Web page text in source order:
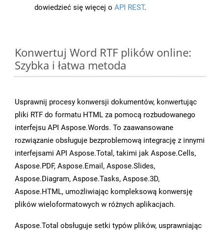
dowiedzieć się więcej o API REST.
Konwertuj Word RTF plików online:
Szybka i łatwa metoda
Usprawnij procesy konwersji dokumentów, konwertując
pliki RTF do formatu HTML za pomocą rozbudowanego
interfejsu API Aspose.Words. To zaawansowane
rozwiązanie obsługuje bezproblemową integrację z innymi
interfejsami API Aspose.Total, takimi jak Aspose.Cells,
Aspose.PDF, Aspose.Email, Aspose.Slides,
Aspose.Diagram, Aspose.Tasks, Aspose.3D,
Aspose.HTML, umożliwiając kompleksową konwersję
plików wieloformatowych w różnych aplikacjach.
Aspose.Total obsługuje setki typów plików, usprawniając